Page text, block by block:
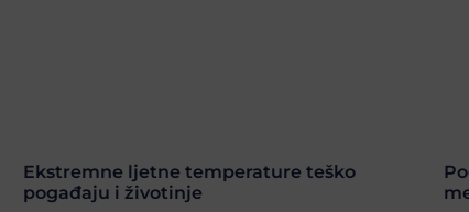
Ekstremne ljetne temperature teško
pogađaju i životinje